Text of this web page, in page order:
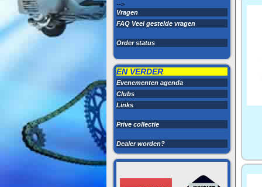
-->
Vragen
FAQ Veel gestelde vragen
Order status
EN VERDER
Evenementen agenda
Clubs
Links
Prive collectie
Dealer worden?